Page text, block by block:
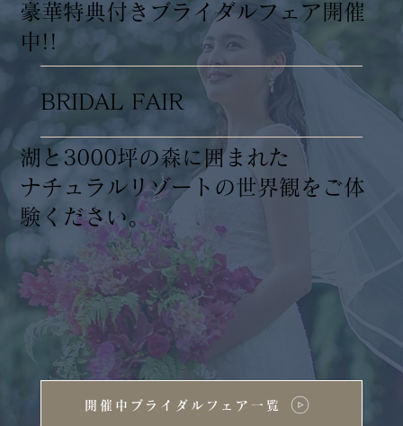
​豪華特典付きブライダルフェア開催
中!!
BRIDAL FAIR
湖と3000坪の森に囲まれた
ナチュラルリゾートの世界観をご体
験ください。
開催中ブライダルフェア一覧